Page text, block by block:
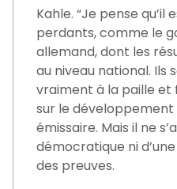
Kahle. “Je pense qu’il
perdants, comme le
allemand, dont les
au niveau national. Ils
vraiment à la paille et
sur le
émissaire. Mais il ne
démocratique ni
des preuves.